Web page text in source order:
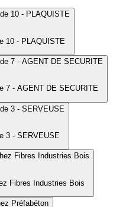
10 - PLAQUISTE
974 - Episode 7 - AGENT DE SECURITE
974 - Episode 3 - SERVEUSE
Fibres Industries Bois